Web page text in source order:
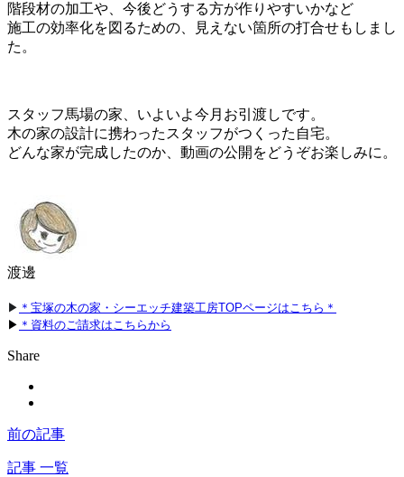
階段材の加工や、今後どうする方が作りやすいかなど
施工の効率化を図るための、見えない箇所の打合せもしまし
た。
スタッフ馬場の家、いよいよ今月お引渡しです。
木の家の設計に携わったスタッフがつくった自宅。
どんな家が完成したのか、動画の公開をどうぞお楽しみに。
渡邊
▶ ＊宝塚の木の家・シーエッチ建築工房TOPページはこちら＊
▶ ＊資料のご請求はこちらから
Share
前の記事
記事 一覧